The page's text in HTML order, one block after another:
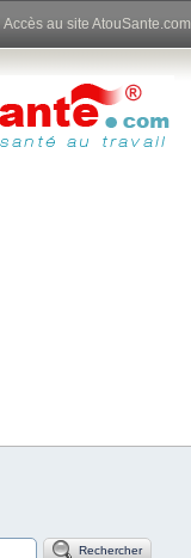
Accès au site AtouSante.com
Rechercher